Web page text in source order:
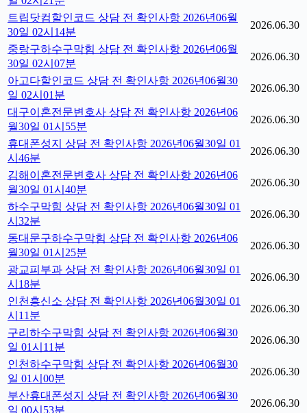
트립닷컴할인코드 상담 전 확인사항 2026년06월
30일 02시14분
2026.06.30
중랑구하수구막힘 상담 전 확인사항 2026년06월
30일 02시07분
2026.06.30
아고다할인코드 상담 전 확인사항 2026년06월30
일 02시01분
2026.06.30
대구이혼전문변호사 상담 전 확인사항 2026년06
월30일 01시55분
2026.06.30
휴대폰성지 상담 전 확인사항 2026년06월30일 01
시46분
2026.06.30
김해이혼전문변호사 상담 전 확인사항 2026년06
월30일 01시40분
2026.06.30
하수구막힘 상담 전 확인사항 2026년06월30일 01
시32분
2026.06.30
동대문구하수구막힘 상담 전 확인사항 2026년06
월30일 01시25분
2026.06.30
광교피부과 상담 전 확인사항 2026년06월30일 01
시18분
2026.06.30
인천흥신소 상담 전 확인사항 2026년06월30일 01
시11분
2026.06.30
구리하수구막힘 상담 전 확인사항 2026년06월30
일 01시11분
2026.06.30
인천하수구막힘 상담 전 확인사항 2026년06월30
일 01시00분
2026.06.30
부산휴대폰성지 상담 전 확인사항 2026년06월30
일 00시53분
2026.06.30